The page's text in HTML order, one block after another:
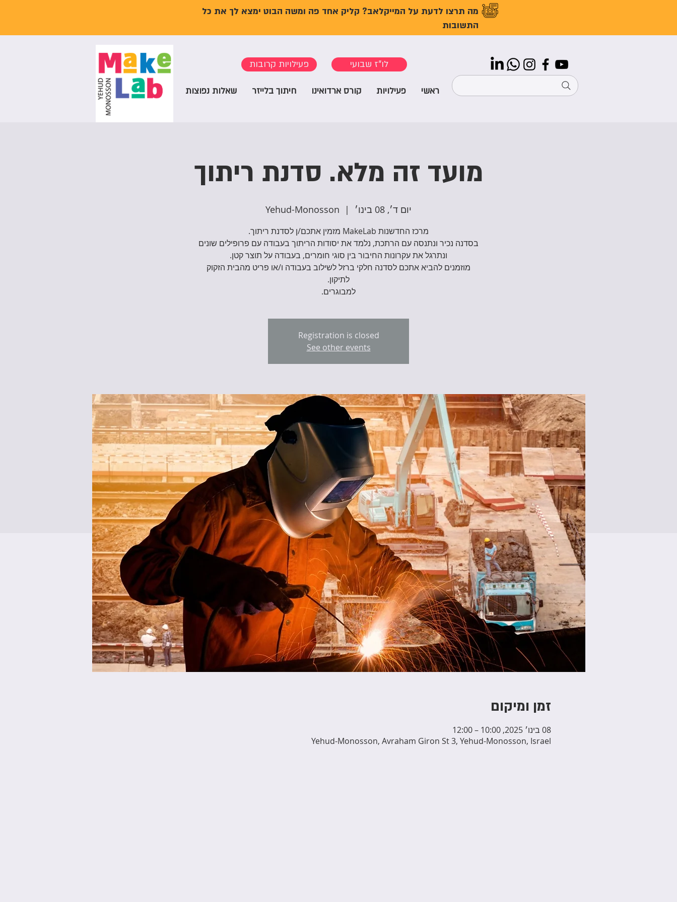
מה תרצו לדעת על המייקלאב? קליק אחד פה ומשה הבוט ימצא לך את כל
התשובות
פעילויות קרובות לו"ז שבועי
ראשי פעילויות קורס ארדואינו חיתוך בלייזר שאלות נפוצות
מועד זה מלא. סדנת ריתוך
יום ד׳, 08 בינו׳
  |
Yehud-Monosson
בסדנה נכיר ונתנסה עם הרתכת, נלמד את יסודות הריתוך בעבודה עם פרופילים שונים
מוזמנים להביא אתכם לסדנה חלקי ברזל לשילוב בעבודה ו/או פריט מהבית הזקוק
למבוגרים.
Registration is closed
See other events
זמן ומיקום
08 בינו׳ 2025, 10:00 – 12:00
Yehud-Monosson, Avraham Giron St 3, Yehud-Monosson, Israel